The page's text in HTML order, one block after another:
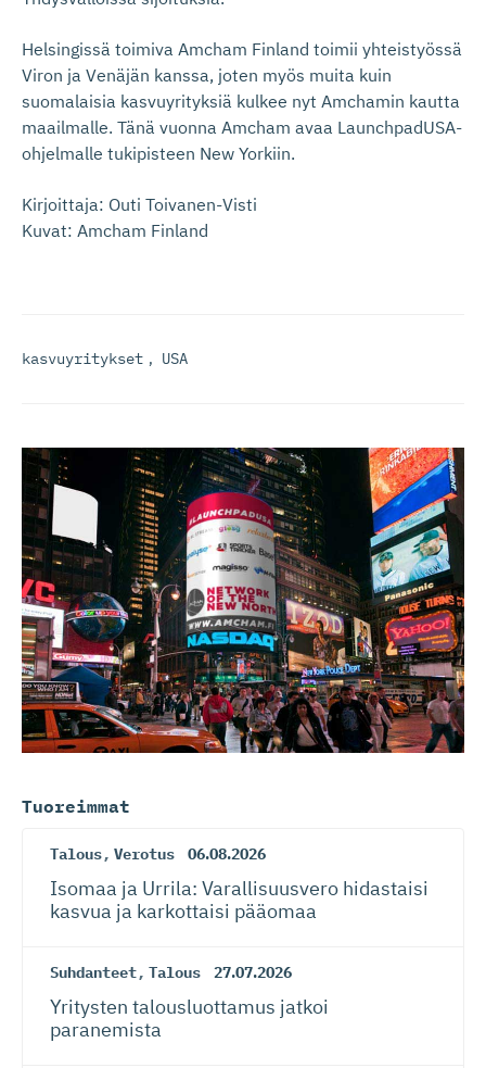
Helsingissä toimiva Amcham Finland toimii yhteistyössä
Viron ja Venäjän kanssa, joten myös muita kuin
suomalaisia kasvuyrityksiä kulkee nyt Amchamin kautta
maailmalle. Tänä vuonna Amcham avaa LaunchpadUSA-
ohjelmalle tukipisteen New Yorkiin.
Kirjoittaja: Outi Toivanen-Visti
Kuvat: Amcham Finland
kasvuyritykset , USA
Tuoreimmat
Talous, Verotus 06.08.2026
Isomaa ja Urrila: Varallisuusvero hidastaisi
kasvua ja karkottaisi pääomaa
Suhdanteet, Talous 27.07.2026
Yritysten talousluottamus jatkoi
paranemista